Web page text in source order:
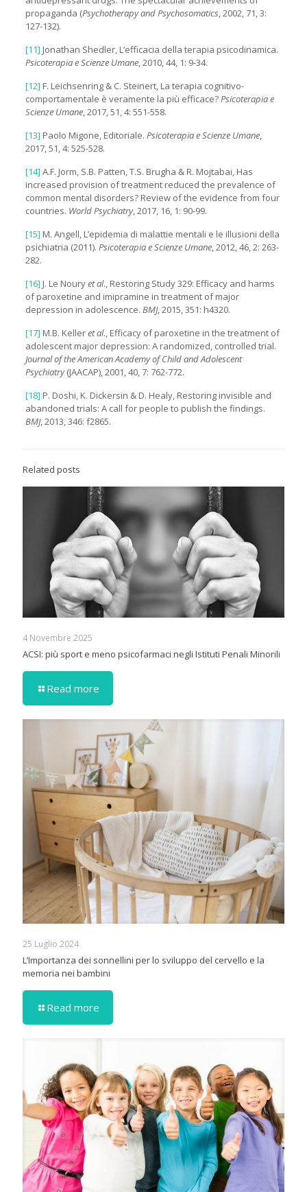
propaganda (Psychotherapy and Psychosomatics, 2002, 71, 3:
127-132).
[11] Jonathan Shedler, L’efficacia della terapia psicodinamica.
Psicoterapia e Scienze Umane, 2010, 44, 1: 9-34.
[12] F. Leichsenring & C. Steinert, La terapia cognitivo-
comportamentale è veramente la più efficace?Psicoterapia e
Scienze Umane, 2017, 51, 4: 551-558.
[13] Paolo Migone, Editoriale. Psicoterapia e Scienze Umane,
2017, 51, 4: 525-528.
[14] A.F. Jorm, S.B. Patten, T.S. Brugha & R. Mojtabai, Has
increased provision of treatment reduced the prevalence of
common mental disorders? Review of the evidence from four
countries. World Psychiatry, 2017, 16, 1: 90-99.
[15] M. Angell, L’epidemia di malattie mentali e le illusioni della
psichiatria (2011). Psicoterapia e Scienze Umane, 2012, 46, 2: 263-
282.
[16] J. Le Nouryet al., Restoring Study 329: Efficacy and harms
of paroxetine and imipramine in treatment of major
depression in adolescence. BMJ, 2015, 351: h4320.
[17] M.B. Kelleret al., Efficacy of paroxetine in the treatment of
adolescent major depression: A randomized, controlled trial.
Journal of the American Academy of Child and Adolescent
Psychiatry(JAACAP), 2001, 40, 7: 762-772.
[18] P. Doshi, K. Dickersin & D. Healy, Restoring invisible and
abandoned trials: A call for people to publish the findings.
BMJ, 2013, 346: f2865.
Related posts
4 Novembre 2025
ACSI: più sport e meno psicofarmaci negli Istituti Penali Minorili
Read more
25 Luglio 2024
L’Importanza dei sonnellini per lo sviluppo del cervello e la
memoria nei bambini
Read more